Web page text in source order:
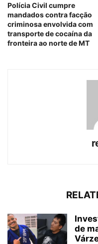
Polícia Civil cumpre
mandados contra facção
criminosa envolvida com
transporte de cocaína da
fronteira ao norte de MT
de